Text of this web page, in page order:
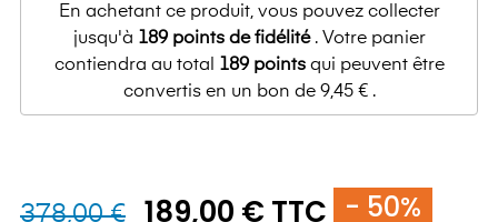
En achetant ce produit, vous pouvez collecter
jusqu'à 189points de fidélité. Votre panier
contiendra au total 189pointsqui peuvent être
convertis en un bon de 9,45 €.
378,00 € 189,00 € TTC - 50%